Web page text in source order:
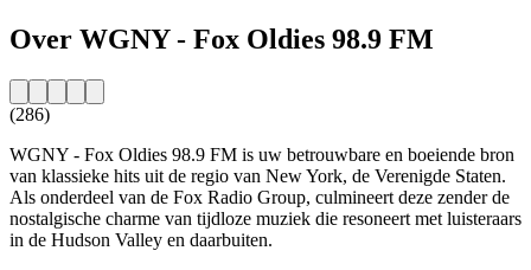
Over WGNY - Fox Oldies 98.9 FM
(286)
WGNY - Fox Oldies 98.9 FM is uw betrouwbare en boeiende bron
van klassieke hits uit de regio van New York, de Verenigde Staten.
Als onderdeel van de Fox Radio Group, culmineert deze zender de
nostalgische charme van tijdloze muziek die resoneert met luisteraars
in de Hudson Valley en daarbuiten.